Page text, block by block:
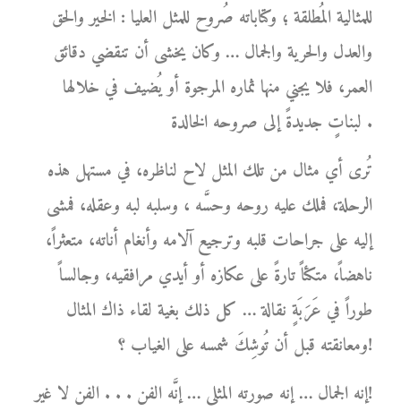
للمثالية المُطلقة ؛ وكتاباته صُروح للمثل العليا : الخير والحق
والعدل والحرية والجمال … وكان يخشى أن تنقضي دقائق
العمر، فلا يجني منها ثماره المرجوة أو يُضيف في خلالها
لبناتٍ جديدةً إلى صروحه الخالدة .
تُرى أي مثال من تلك المثل لاح لناظره، في مستهل هذه
الرحلة، فملك عليه روحه وحسَّه ، وسلبه لبه وعقله، فمشى
إليه على جراحات قلبه وترجيع آلامه وأنغام أناته، متعثراً،
ناهضاً، متكئاً تارةً على عكازه أو أيدي مرافقيه، وجالساً
طوراً في عَرَبَةٍ نقالة … كل ذلك بغية لقاء ذاك المثال
ومعانقته قبل أن تُوشِكَ شمسه على الغياب ؟!
إنه الجمال … إنه صورته المثلى … إنَّه الفن . . . الفن لا غير!